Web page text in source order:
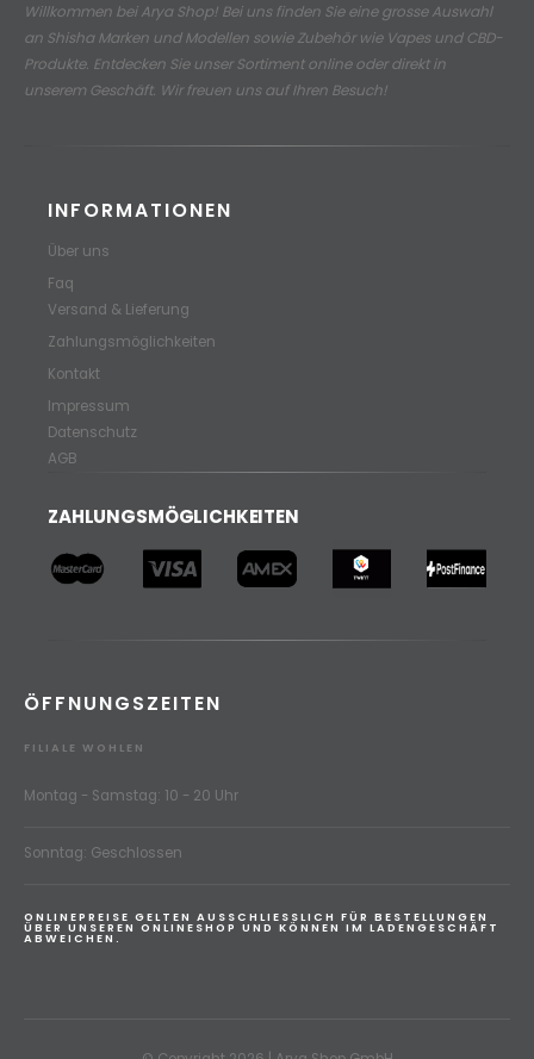
Willkommen bei Arya Shop! Bei uns finden Sie eine grosse Auswahl
an Shisha Marken und Modellen sowie Zubehör wie Vapes und CBD-
Produkte. Entdecken Sie unser Sortiment online oder direkt in
unserem Geschäft. Wir freuen uns auf Ihren Besuch!
INFORMATIONEN
Über uns
Faq
Versand & Lieferung
Zahlungsmöglichkeiten
Kontakt
Impressum
Datenschutz
AGB
ZAHLUNGSMÖGLICHKEITEN
ÖFFNUNGSZEITEN
FILIALE WOHLEN
Montag - Samstag: 10 - 20 Uhr
Sonntag: Geschlossen
ONLINEPREISE GELTEN AUSSCHLIESSLICH FÜR BESTELLUNGEN
ÜBER UNSEREN ONLINESHOP UND KÖNNEN IM LADENGESCHÄFT
ABWEICHEN.